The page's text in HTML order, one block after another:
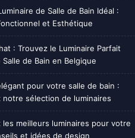
de Salle de Bain Idéal :
et Esthétique
: Trouvez le Luminaire Parfait
de Bain en Belgique
pour votre salle de bain :
notre sélection de luminaires
les meilleurs luminaires pour votre
et idées de design